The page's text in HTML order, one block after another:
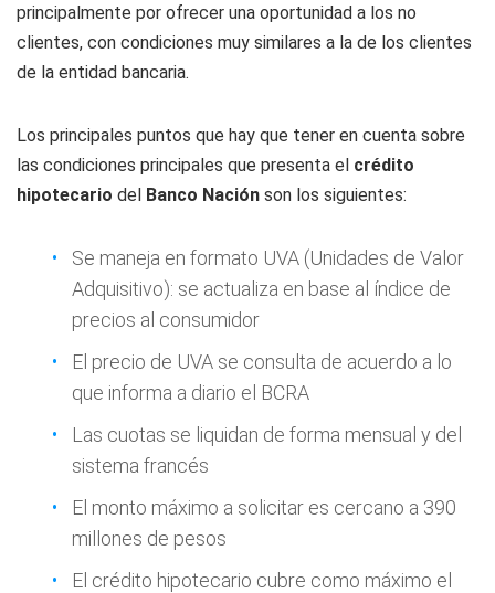
principalmente por ofrecer una oportunidad a los no
clientes, con condiciones muy similares a la de los clientes
de la entidad bancaria.
Los principales puntos que hay que tener en cuenta sobre
las condiciones principales que presenta el crédito
hipotecario del Banco Nación son los siguientes:
Se maneja en formato UVA (Unidades de Valor
Adquisitivo): se actualiza en base al índice de
precios al consumidor
El precio de UVA se consulta de acuerdo a lo
que informa a diario el BCRA
Las cuotas se liquidan de forma mensual y del
sistema francés
El monto máximo a solicitar es cercano a 390
millones de pesos
El crédito hipotecario cubre como máximo el